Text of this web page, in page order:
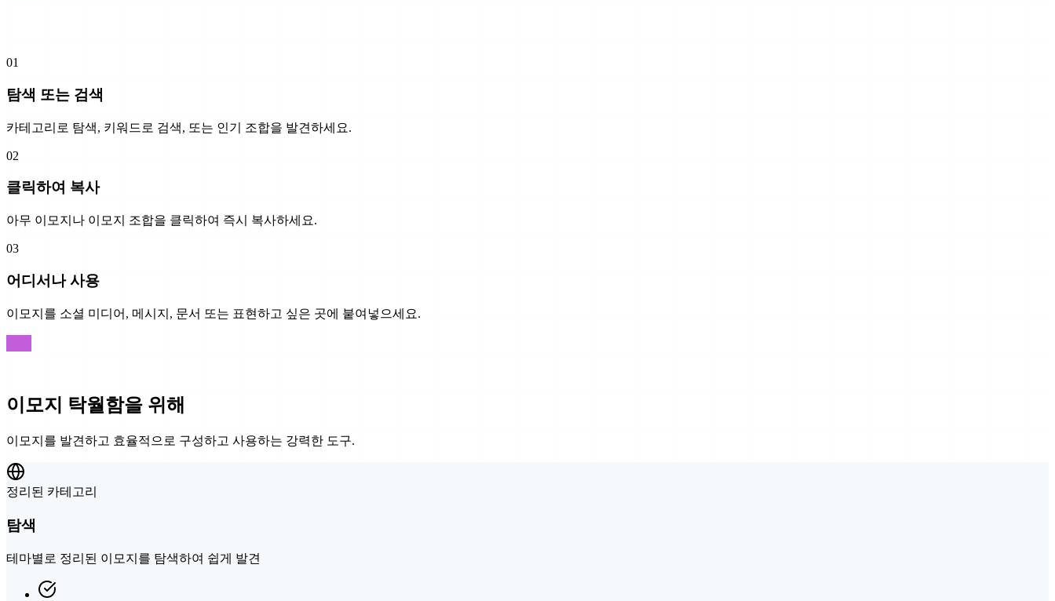
01
탐색 또는 검색
카테고리로 탐색, 키워드로 검색, 또는 인기 조합을 발견하세요.
02
클릭하여 복사
아무 이모지나 이모지 조합을 클릭하여 즉시 복사하세요.
03
어디서나 사용
이모지를 소셜 미디어, 메시지, 문서 또는 표현하고 싶은 곳에 붙여넣으세요.
이모지 탁월함을 위해
이모지를 발견하고 효율적으로 구성하고 사용하는 강력한 도구.
정리된 카테고리
탐색
테마별로 정리된 이모지를 탐색하여 쉽게 발견